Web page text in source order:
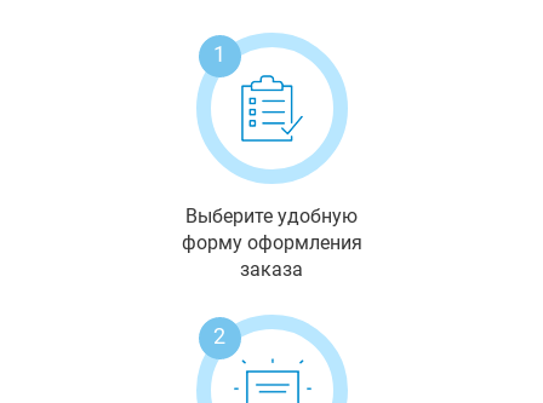
1
Выберите удобную
форму оформления
заказа
2